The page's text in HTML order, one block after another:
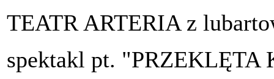
TEATR ARTERIA z
spektakl pt. "PRZEKLĘTA